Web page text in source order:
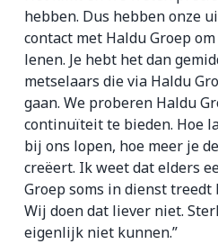
hebben. Dus hebben onze
contact met Haldu Groep
lenen. Je hebt het dan
metselaars die via Haldu
gaan. We proberen Haldu
continuïteit te bieden. Hoe
bij ons lopen, hoe meer je
creëert. Ik weet dat elders
Groep soms in dienst treedt
Wij doen dat liever niet.
eigenlijk niet kunnen.”